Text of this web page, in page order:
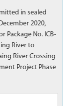
in sealed
2020,
Package No. ICB-
River to
River Crossing
Project Phase